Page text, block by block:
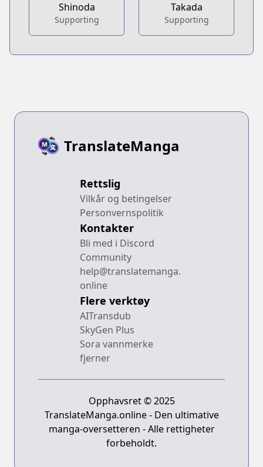
Shinoda
Supporting
Takada
Supporting
TranslateManga
Rettslig
Vilkår og betingelser
Personvernspolitik
Kontakter
Bli med i Discord
Community
help@translatemanga.
online
Flere verktøy
AITransdub
SkyGen Plus
Sora vannmerke
fjerner
Opphavsret © 2025
TranslateManga.online - Den ultimative
manga-oversetteren - Alle rettigheter
forbeholdt.